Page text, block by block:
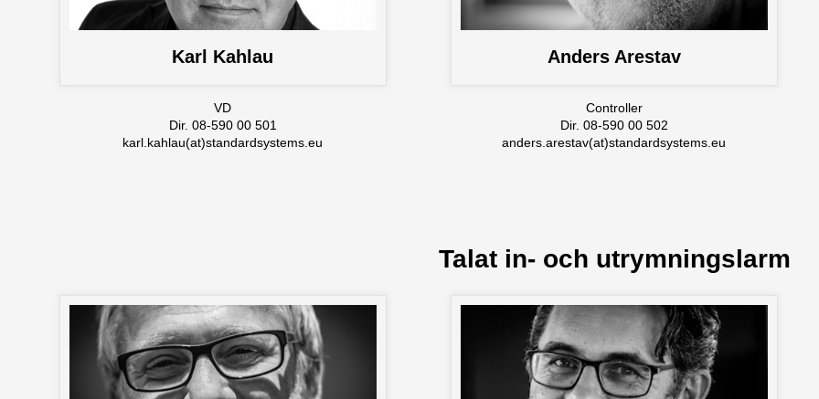
Karl Kahlau
VD
Dir. 08-590 00 501
karl.kahlau(at)standardsystems.eu
Anders Arestav
Controller
Dir. 08-590 00 502
anders.arestav(at)standardsystems.eu
Talat in- och utrymningslarm